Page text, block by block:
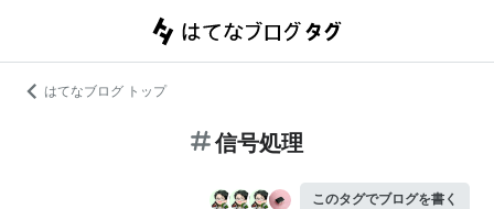
はてなブログ トップ
信号処理
このタグでブログを書く